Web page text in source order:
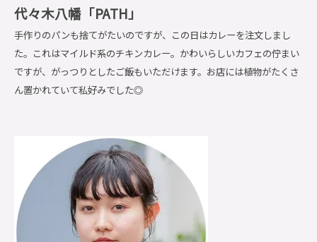
代々木八幡「PATH」
手作りのパンも捨てがたいのですが、この日はカレーを注文しまし
た。これはマイルド系のチキンカレー。かわいらしいカフェの佇まい
ですが、がっつりとしたご飯もいただけます。お店には植物がたくさ
ん置かれていて私好みでした◎